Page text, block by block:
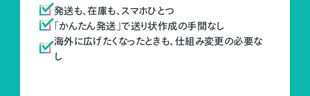
発送も、在庫も、スマホひとつ
「かんたん発送」で送り状作成の手間なし
海外に広げたくなったときも、仕組み変更の必要な
し